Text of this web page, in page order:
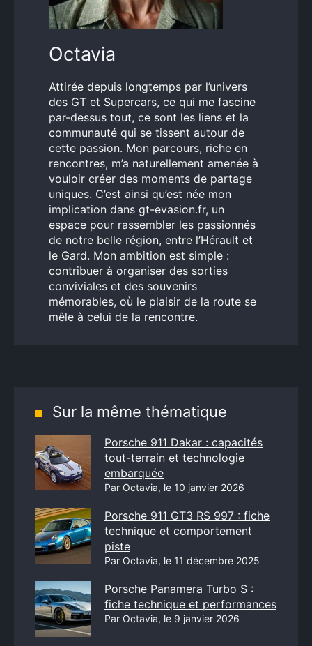
Octavia
Attirée depuis longtemps par l’univers
des GT et Supercars, ce qui me fascine
par-dessus tout, ce sont les liens et la
communauté qui se tissent autour de
cette passion. Mon parcours, riche en
rencontres, m’a naturellement amenée à
vouloir créer des moments de partage
uniques. C’est ainsi qu’est née mon
implication dans gt-evasion.fr, un
espace pour rassembler les passionnés
de notre belle région, entre l’Hérault et
le Gard. Mon ambition est simple :
contribuer à organiser des sorties
conviviales et des souvenirs
mémorables, où le plaisir de la route se
mêle à celui de la rencontre.
Sur la même thématique
Porsche 911 Dakar : capacités
tout-terrain et technologie
embarquée
Par Octavia, le 10 janvier 2026
Porsche 911 GT3 RS 997 : fiche
technique et comportement
piste
Par Octavia, le 11 décembre 2025
Porsche Panamera Turbo S :
fiche technique et performances
Par Octavia, le 9 janvier 2026